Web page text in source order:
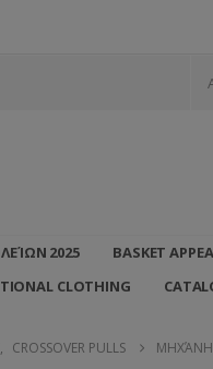
2025 BASKET
CLOTHING
, CROSSOVER PULLS